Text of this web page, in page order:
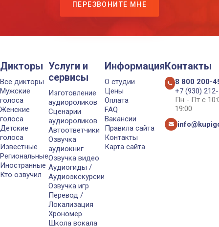
ПЕРЕЗВОНИТЕ МНЕ
Дикторы
Все дикторы
Мужские
голоса
Женские
голоса
Детские
голоса
Известные
Региональные
Иностранные
Кто озвучил
Услуги и
сервисы
Изготовление
аудиороликов
Сценарии
аудиороликов
Автоответчики
Озвучка
аудиокниг
Озвучка видео
Аудиогиды /
Аудиоэкскурсии
Озвучка игр
Перевод /
Локализация
Хрономер
Школа вокала
Информация
О студии
Цены
Оплата
FAQ
Вакансии
Правила сайта
Контакты
Карта сайта
Контакты
8 800 200-
+7 (930)
Пн - Пт с
19:00